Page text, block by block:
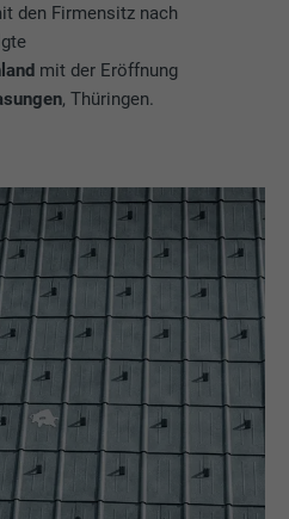
den Firmensitz nach
mit der Eröffnung
, Thüringen.